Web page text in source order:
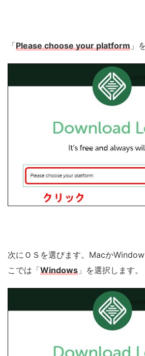
「Please choose your platform 」
次にＯＳを選びます。Macか
こでは「Windows 」を選択します。